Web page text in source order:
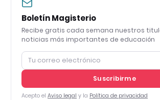
Boletín Magisterio
Recibe gratis cada semana nuestros
noticias más importantes de educación
Suscribirme
Acepto el Aviso legal y la Política de privacidad